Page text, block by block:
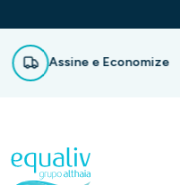
Assine e Economize